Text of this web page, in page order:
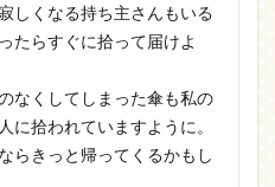
しくなる持ち主さんもいる
たらすぐに拾って届けよ
なくしてしまった傘も私の
に拾われていますように。
らきっと帰ってくるかもし